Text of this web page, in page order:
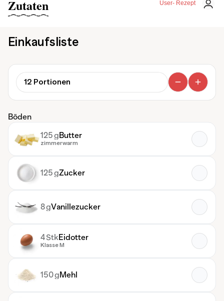
User- Rezept
Zutaten